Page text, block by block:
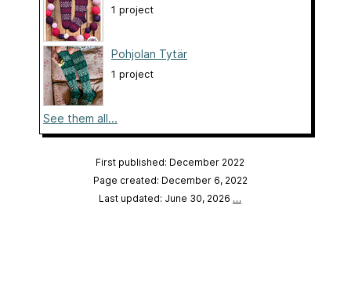
1 project
Pohjolan Tytär
1 project
See them all...
First published: December 2022
Page created: December 6, 2022
Last updated: June 30, 2026 …